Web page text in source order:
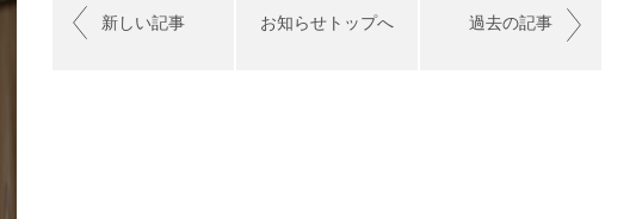
新しい記事 お知らせトップへ 過去の記事